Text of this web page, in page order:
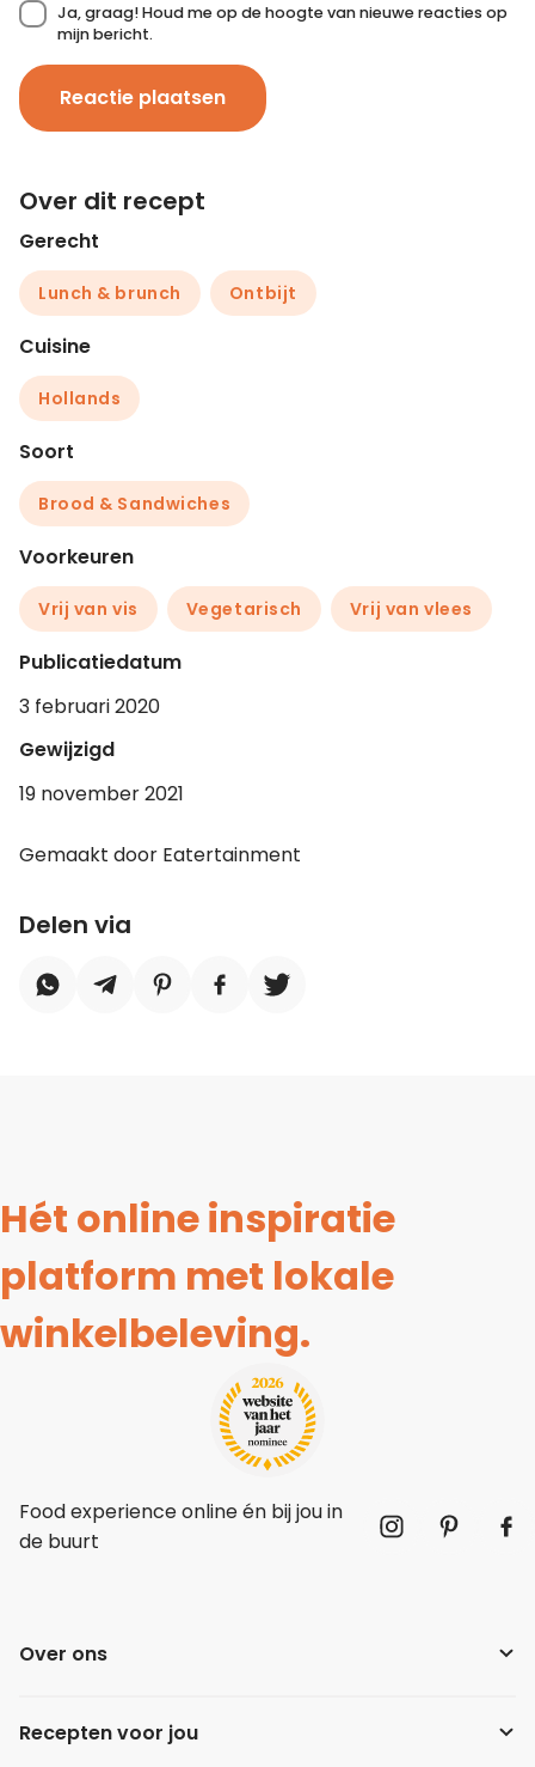
Ja, graag! Houd me op de hoogte van nieuwe reacties op
mijn bericht.
Reactie plaatsen
Over dit recept
Gerecht
Lunch & brunch Ontbijt
Cuisine
Hollands
Soort
Brood & Sandwiches
Voorkeuren
Vrij van vis Vegetarisch Vrij van vlees
Publicatiedatum
3 februari 2020
Gewijzigd
19 november 2021
Gemaakt door Eatertainment
Delen via
Hét online inspiratie
platform met lokale
winkelbeleving.
Food experience online én bij jou in
de buurt
Over ons
Recepten voor jou